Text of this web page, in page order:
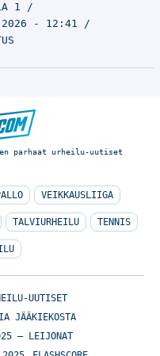
1
- 12:41
parhaat urheilu-uutiset
VEIKKAUSLIIGA
TALVIURHEILU TENNIS
UUTISET
JÄÄKIEKOSTA
– LEIJONAT